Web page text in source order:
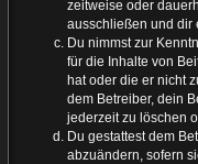
zeitweise oder
ausschließen und dir
Du nimmst zur
für die Inhalte von
hat oder die er nicht
dem Betreiber, dein
jederzeit zu löschen
Du gestattest dem
abzuändern, sofern